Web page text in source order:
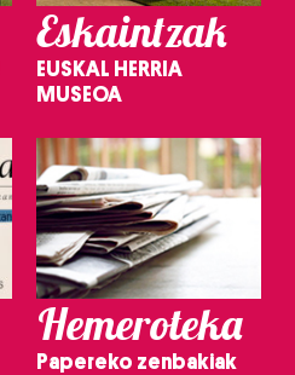
Eskaintzak
EUSKAL HERRIA
MUSEOA
Hemeroteka
Papereko zenbakiak